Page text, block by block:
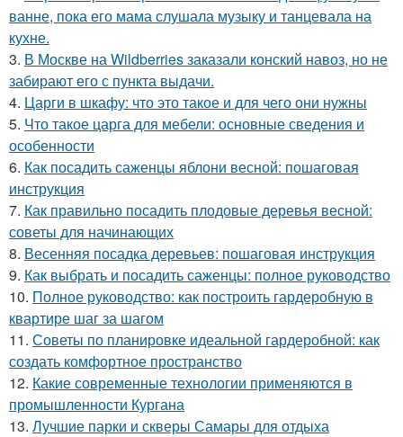
ванне, пока его мама слушала музыку и танцевала на
кухне.
3. В Москве на Wildberries заказали конский навоз, но не
забирают его с пункта выдачи.
4. Царги в шкафу: что это такое и для чего они нужны
5. Что такое царга для мебели: основные сведения и
особенности
6. Как посадить саженцы яблони весной: пошаговая
инструкция
7. Как правильно посадить плодовые деревья весной:
советы для начинающих
8. Весенняя посадка деревьев: пошаговая инструкция
9. Как выбрать и посадить саженцы: полное руководство
10. Полное руководство: как построить гардеробную в
квартире шаг за шагом
11. Советы по планировке идеальной гардеробной: как
создать комфортное пространство
12. Какие современные технологии применяются в
промышленности Кургана
13. Лучшие парки и скверы Самары для отдыха